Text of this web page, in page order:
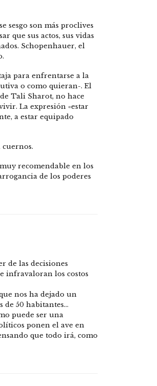
sesgo son más proclives
que sus actos, sus vidas
Schopenhauer, el
para enfrentarse a la
o como quieran-. El
Tali Sharot, no hace
La expresión «estar
a estar equipado
recomendable en los
de los poderes
de las decisiones
infravaloran los costos
nos ha dejado un
de 50 habitantes…
puede ser una
ponen el ave en
que todo irá, como